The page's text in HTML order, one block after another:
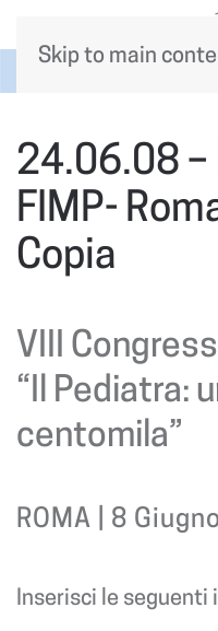
Skip to main
24.06.08 –
FIMP-
Copia
VIII
“Il Pediatra:
centomila”
ROMA | 8
Inserisci le seguenti